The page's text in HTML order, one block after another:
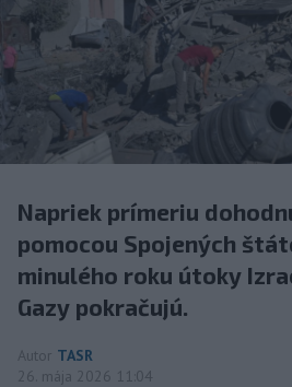
Napriek prímeriu
pomocou Spojených
minulého roku útoky
Gazy pokračujú.
Autor TASR
26. mája 2026 11:04